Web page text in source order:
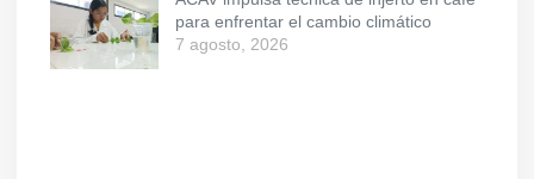
para enfrentar el cambio climático
7 agosto, 2026